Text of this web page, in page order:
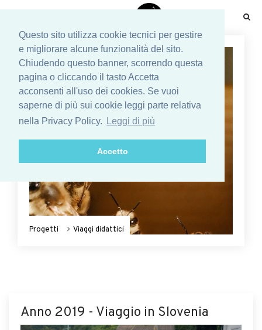
Questo sito utilizza cookie tecnici per gestire
e migliorare alcune funzionalità del sito.
Chiudendo questo banner, scorrendo questa
pagina o cliccando il tasto Accetta
acconsenti all'uso dei cookies. Se vuoi
saperne di più sui cookie leggi parte relativa
nella Privacy Policy.
Leggi di più
Accetto
Progetti Viaggi didattici
Anno 2019 - Viaggio in Slovenia